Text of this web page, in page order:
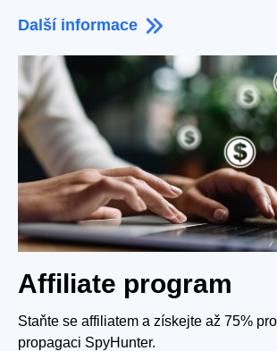
Další informace
Affiliate program
Staňte se affiliatem a získejte až 75%
propagaci SpyHunter.